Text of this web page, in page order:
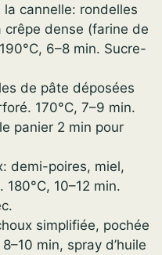
cannelle: rondelles
dense (farine de
6–8 min. Sucre-
de pâte déposées
170°C, 7–9 min.
panier 2 min pour
demi-poires, miel,
10–12 min.
simplifiée, pochée
min, spray d’huile